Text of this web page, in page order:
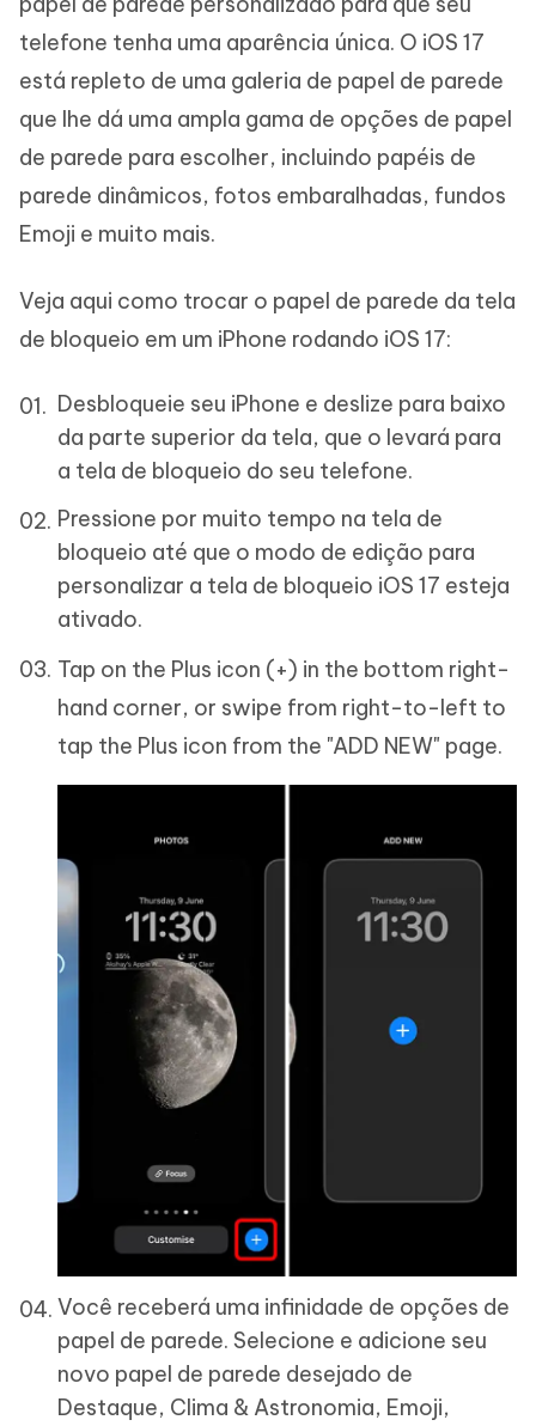
telefone tenha uma aparência única. O iOS 17
está repleto de uma galeria de papel de parede
que lhe dá uma ampla gama de opções de papel
de parede para escolher, incluindo papéis de
parede dinâmicos, fotos embaralhadas, fundos
Emoji e muito mais.
Veja aqui como trocar o papel de parede da tela
de bloqueio em um iPhone rodando iOS 17:
Desbloqueie seu iPhone e deslize para baixo
da parte superior da tela, que o levará para
a tela de bloqueio do seu telefone.
Pressione por muito tempo na tela de
bloqueio até que o modo de edição para
personalizar a tela de bloqueio iOS 17 esteja
ativado.
Tap on the Plus icon (+) in the bottom right-
hand corner, or swipe from right-to-left to
tap the Plus icon from the "ADD NEW" page.
Você receberá uma infinidade de opções de
papel de parede. Selecione e adicione seu
novo papel de parede desejado de
Destaque, Clima & Astronomia, Emoji,